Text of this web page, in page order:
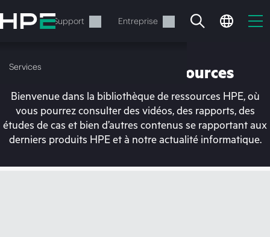
au
contenu
Services Support Entreprise
Services
Votre panier est
Bibliothèque de ressources
Bienvenue dans la bibliothèque de ressources HPE, où
vous pourrez consulter des vidéos, des rapports, des
études de cas et bien d’autres contenus se rapportant aux
derniers produits HPE et à notre actualité informatique.